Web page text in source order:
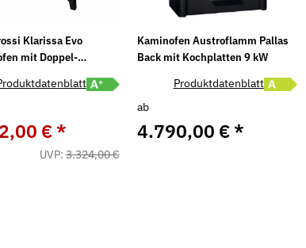
Klarissa Evo
mit Doppel-
Energielabel A+ öffnen
€ *
UVP:3.324,00 €
Kaminofen Austroflamm Pallas
Back mit Kochplatten 9 kW
Produktdatenblatt
ab
4.790,00 € *